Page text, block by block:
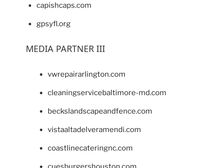
capishcaps.com
gpsyfl.org
MEDIA PARTNER III
vwrepairarlington.com
cleaningservicebaltimore-md.com
beckslandscapeandfence.com
vistaaltadelveramendi.com
coastlinecateringnc.com